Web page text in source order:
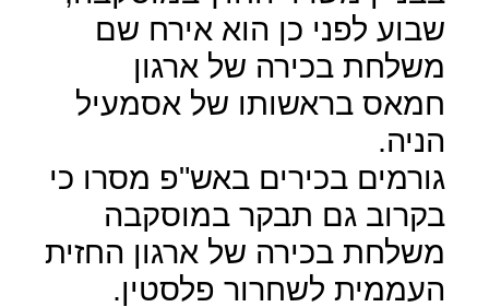
שבוע לפני כן הוא אירח שם
משלחת בכירה של ארגון
חמאס בראשותו של אסמעיל
הניה.
גורמים בכירים באש"פ מסרו כי
בקרוב גם תבקר במוסקבה
משלחת בכירה של ארגון החזית
העממית לשחרור פלסטין.